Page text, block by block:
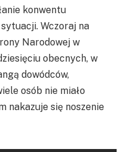
konwentu
Wczoraj na
Narodowej w
obecnych, w
dowódców,
osób nie miało
nakazuje się noszenie